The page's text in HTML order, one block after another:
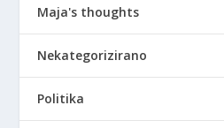
Maja's thoughts
Nekategorizirano
Politika